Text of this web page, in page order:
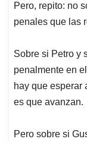
Pero, repito: no
penales que las
Sobre si Petro y
penalmente en
hay que esperar
es que avanzan.
Pero sobre si